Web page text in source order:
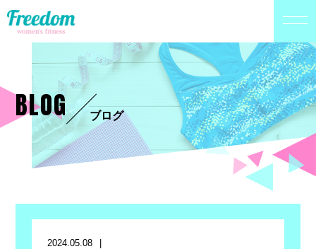
BLOG ブログ
2024.05.08